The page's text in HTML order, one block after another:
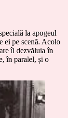
la apogeul
ei pe scenă. Acolo
îl dezvăluia în
în paralel, și o